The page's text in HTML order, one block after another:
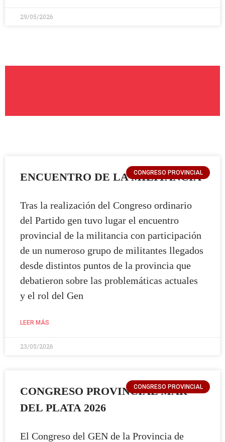
29/05/2026
#SOMOS
CONGRESO PROVINCIAL
ENCUENTRO DE LA MILITANCIA
Tras la realización del Congreso ordinario
del Partido gen tuvo lugar el encuentro
provincial de la militancia con participación
de un numeroso grupo de militantes llegados
desde distintos puntos de la provincia que
debatieron sobre las problemáticas actuales
y el rol del Gen
LEER MÁS
23/05/2026
CONGRESO PROVINCIAL
CONGRESO PROVINCIAL MAR
DEL PLATA 2026
El Congreso del GEN de la Provincia de